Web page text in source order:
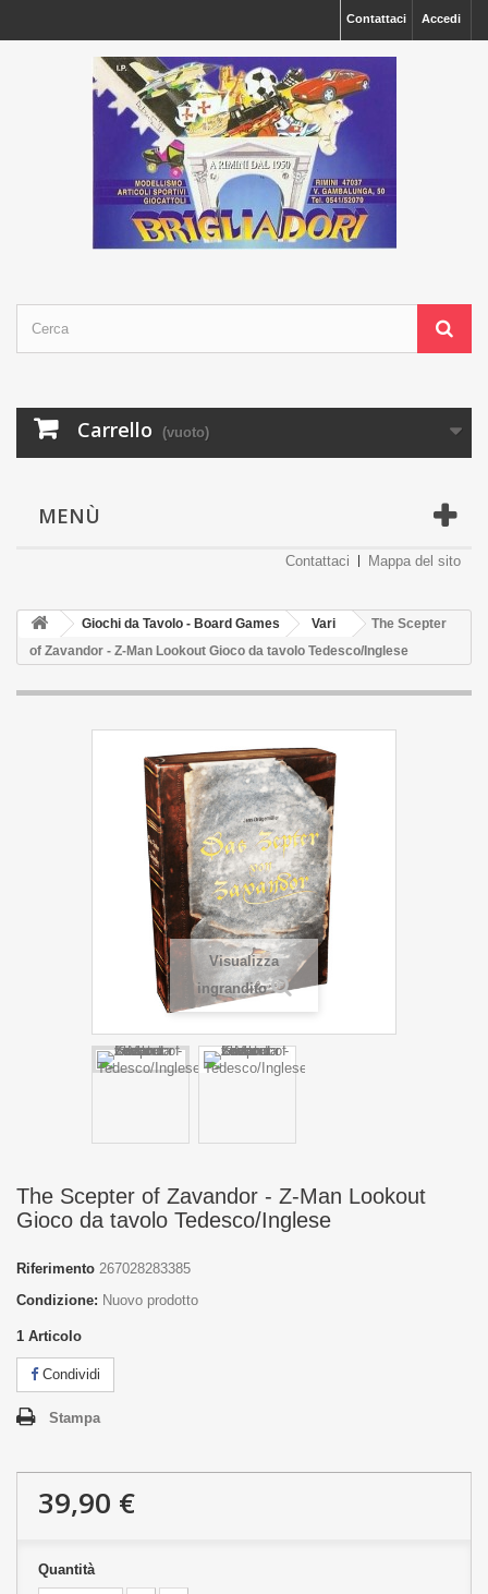
Accedi
Contattaci
Carrello (vuoto)
MENÙ
Contattaci Mappa del sito
Giochi da Tavolo - Board Games Vari
The Scepter
of Zavandor - Z-Man Lookout Gioco da tavolo Tedesco/Inglese
Visualizza
ingrandito
The Scepter of Zavandor - Z-Man Lookout
Gioco da tavolo Tedesco/Inglese
Riferimento 267028283385
Condizione: Nuovo prodotto
1 Articolo
Condividi
Stampa
39,90 €
Quantità